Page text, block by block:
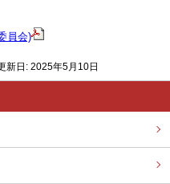
員会)
新日: 2025年5月10日